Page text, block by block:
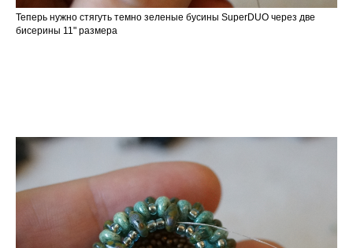
Теперь нужно стягуть темно зеленые бусины SuperDUO через две
бисерины 11" размера